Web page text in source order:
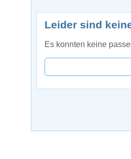
Leider sind
Es konnten keine